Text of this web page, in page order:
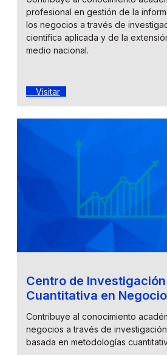
profesional en gestión de la
los negocios a través de
científica aplicada y de la
medio nacional.
Visitar
Centro de Investigación
Cuantitativa en
Contribuye al conocimiento
negocios a través de
basada en metodologías